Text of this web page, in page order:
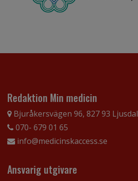
Redaktion Min medicin
Bjuråkersvägen 96, 827 93 Ljusdal
070- 679 01 65
info@medicinskaccess.se
Ansvarig utgivare